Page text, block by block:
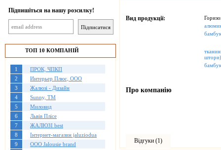
Підпишіться на нашу розсилку!
ТОП 10 КОМПАНІЙ
1
ПРОК, ЧПКП
2
Интерьер Плюс, ООО
3
Жалюзі - Дизайн
4
Sunny, TM
5
Миловид
6
Львів Плісе
7
ЖАЛЮЗІ best
8
Інтернет-магазин jaluziodua
9
OOO Jalousie brand
Вид продукції:
штори)
Про компанію
Відгуки (1)